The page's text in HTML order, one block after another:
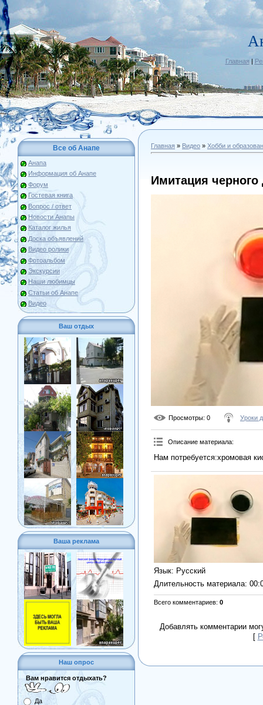
Главная |
Все об Анапе
Анапа
Информация об Анапе
Форум
Гостевая книга
Вопрос / ответ
Новости Анапы
Каталог жилья
Доска объявлений
Видео ролики
Фотоальбом
Экскурсии
Наши любимцы
Статьи об Анапе
Видео
Ваш отдых
Ваша реклама
Наш опрос
Вам нравится отдыхать?
Да
Главная » Видео » Хобби и
Имитация черного
Просмотры: 0 Уроки
Описание материала:
Нам потребуется:хромовая
Язык: Русский
Длительность материала:
Всего комментариев: 0
Добавлять комментарии
[